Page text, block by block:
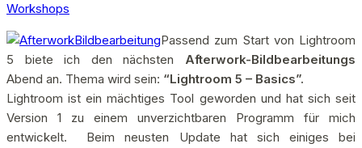
Workshops
Passend zum Start von Lightroom
5 biete ich den nächsten Afterwork-Bildbearbeitungs
Abend an. Thema wird sein: “Lightroom 5 – Basics”.
Lightroom ist ein mächtiges Tool geworden und hat sich seit
Version 1 zu einem unverzichtbaren Programm für mich
entwickelt. Beim neusten Update hat sich einiges bei